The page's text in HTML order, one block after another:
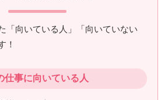
「向いている人」「向いていない
！
仕事に向いている人